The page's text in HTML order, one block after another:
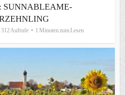
SUNNABLEAME-
312 Aufrufe 1 Minuten zum Lesen